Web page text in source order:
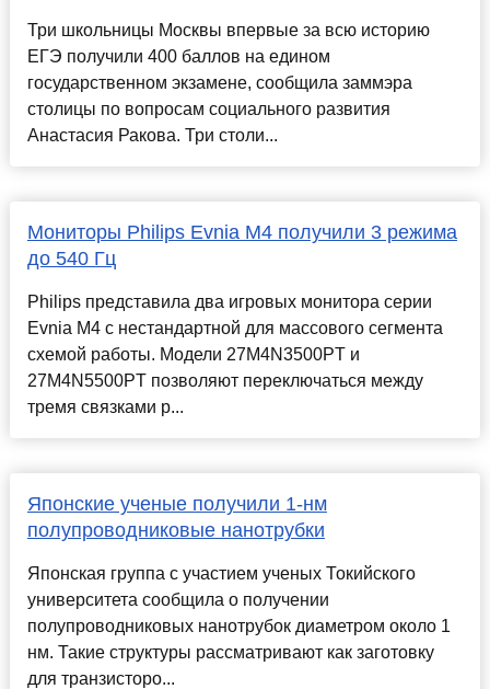
Три школьницы Москвы впервые за всю историю
ЕГЭ получили 400 баллов на едином
государственном экзамене, сообщила заммэра
столицы по вопросам социального развития
Анастасия Ракова. Три столи...
Мониторы Philips Evnia M4 получили 3 режима
до 540 Гц
Philips представила два игровых монитора серии
Evnia M4 с нестандартной для массового сегмента
схемой работы. Модели 27M4N3500PT и
27M4N5500PT позволяют переключаться между
тремя связками р...
Японские ученые получили 1-нм
полупроводниковые нанотрубки
Японская группа с участием ученых Токийского
университета сообщила о получении
полупроводниковых нанотрубок диаметром около 1
нм. Такие структуры рассматривают как заготовку
для транзисторо...